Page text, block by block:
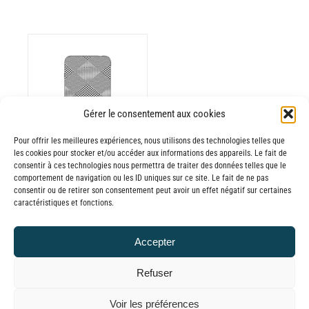
Gérer le consentement aux cookies
Pour offrir les meilleures expériences, nous utilisons des technologies telles que
les cookies pour stocker et/ou accéder aux informations des appareils. Le fait de
consentir à ces technologies nous permettra de traiter des données telles que le
comportement de navigation ou les ID uniques sur ce site. Le fait de ne pas
consentir ou de retirer son consentement peut avoir un effet négatif sur certaines
caractéristiques et fonctions.
Accepter
Refuser
Voir les préférences
Batterie externe
MANA Prince de
65,00€Plage
TTC